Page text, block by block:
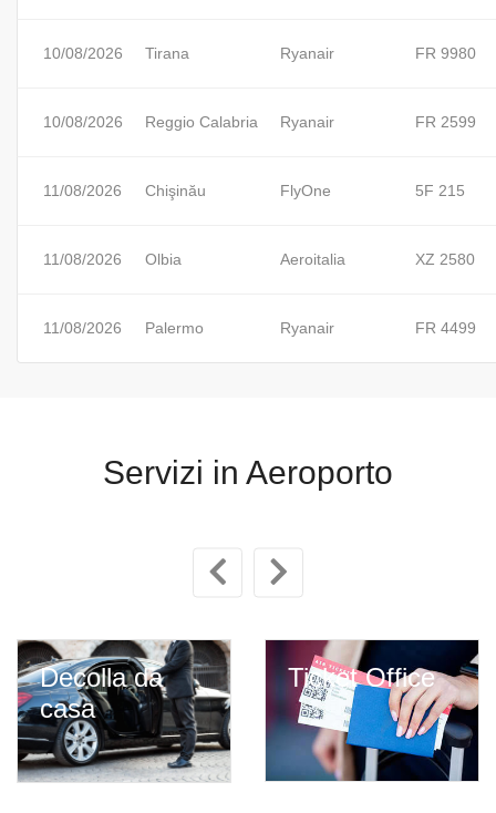
10/08/2026 Tirana Ryanair FR 9980
10/08/2026 Reggio Calabria Ryanair FR 2599
11/08/2026 Chişinău FlyOne 5F 215
11/08/2026 Olbia Aeroitalia XZ 2580
11/08/2026 Palermo Ryanair FR 4499
Servizi in Aeroporto
Ticket Office Parcheggio